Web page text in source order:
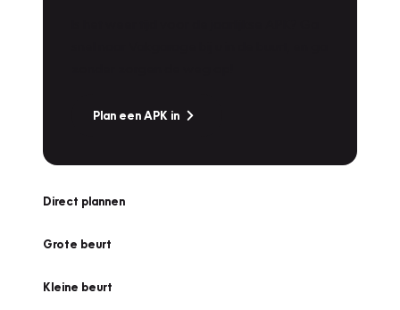
Plan een APK in
Direct plannen
Grote beurt
Kleine beurt